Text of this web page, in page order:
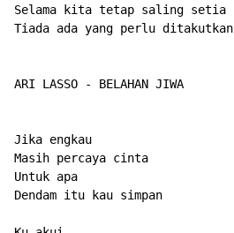
Selama kita tetap saling setia
Tiada ada yang perlu ditakutkan
ARI LASSO - BELAHAN JIWA
Jika engkau
Masih percaya cinta
Untuk apa
Dendam itu kau simpan